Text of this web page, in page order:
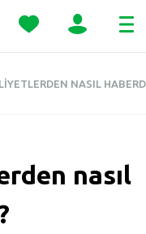
NASIL
nasıl